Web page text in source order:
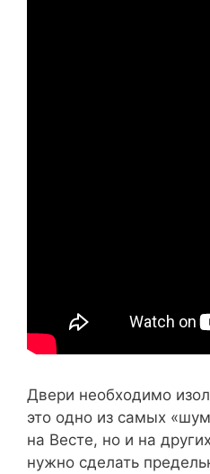
Двери необходимо
это одно из самых
на Весте, но и на
нужно сделать